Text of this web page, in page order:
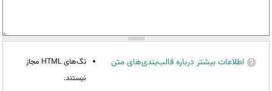
اطلاعات بیشتر درباره قالب‌بندی‌های متن
تگ‌های HTML مجاز
نیستند.